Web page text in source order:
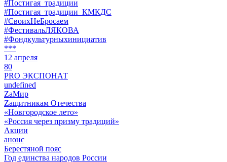
#Постигая_традиции
#Постигая_традиции_КМКДС
#СвоихНеБросаем
#ФестивальЛЯКОВА
#Фондкультурныхинициатив
***
12 апреля
80
PRO ЭКСПОНАТ
undefined
ZaМир
Zащитникам Отечества
«Новгородское лето»
«Россия через призму традиций»
Акции
анонс
Берестяной пояс
Год единства народов России